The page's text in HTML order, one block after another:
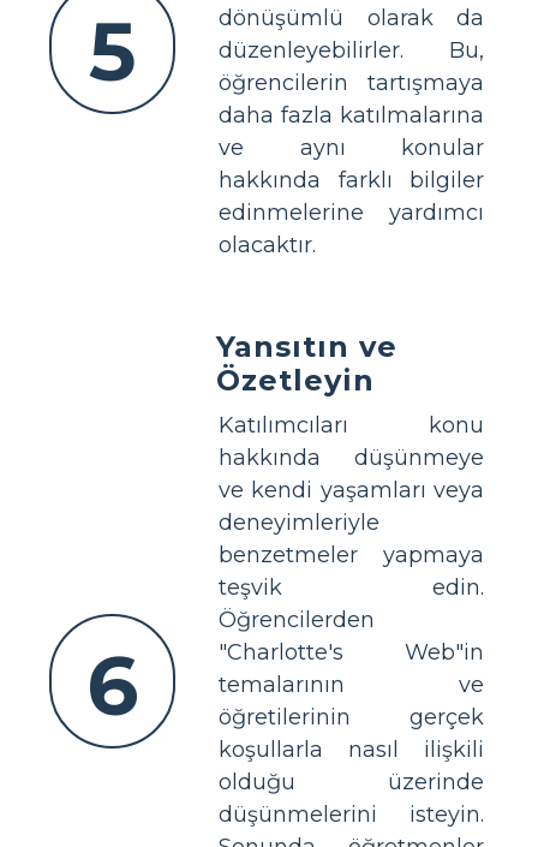
5
dönüşümlü olarak da
düzenleyebilirler. Bu,
öğrencilerin tartışmaya
daha fazla katılmalarına
ve aynı konular
hakkında farklı bilgiler
edinmelerine yardımcı
olacaktır.
6
Yansıtın ve
Özetleyin
Katılımcıları konu
hakkında düşünmeye
ve kendi yaşamları veya
deneyimleriyle
benzetmeler yapmaya
teşvik edin.
Öğrencilerden
"Charlotte's Web"in
temalarının ve
öğretilerinin gerçek
koşullarla nasıl ilişkili
olduğu üzerinde
düşünmelerini isteyin.